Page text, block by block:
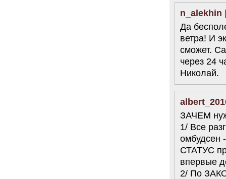
n_alekhin
Да
ветра! И
сможет.
через 24
Николай.
ЗАЧЕМ
1/ Все
омбудсен
СТАТУС
впервые
2/ По